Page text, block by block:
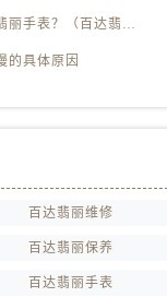
怎样调试校准百达翡丽手表？（百达翡丽手表的调试校准方法）
的具体原因
百达翡丽维修
百达翡丽保养
百达翡丽手表